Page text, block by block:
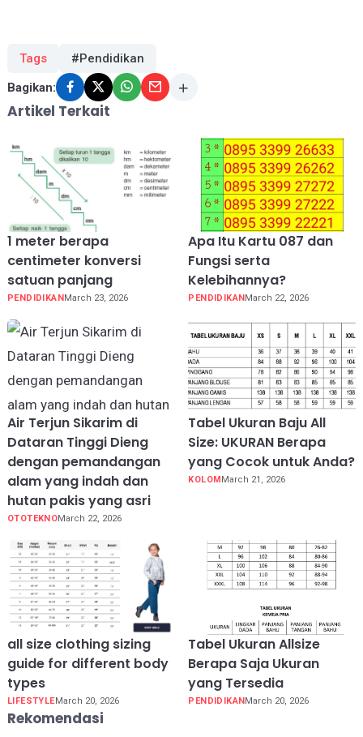
Tags #Pendidikan
Bagikan:
Artikel Terkait
1 meter berapa
centimeter konversi
satuan panjang
PENDIDIKAN March 23, 2026
Apa Itu Kartu 087 dan
Fungsi serta
Kelebihannya?
PENDIDIKAN March 22, 2026
Air Terjun Sikarim di
Dataran Tinggi Dieng
dengan pemandangan
alam yang indah dan
hutan pakis yang asri
OTOTEKNOMarch 22, 2026
Tabel Ukuran Baju All
Size: UKURAN Berapa
yang Cocok untuk Anda?
KOLOM March 21, 2026
all size clothing sizing
guide for different body
types
LIFESTYLEMarch 20, 2026
Tabel Ukuran Allsize
Berapa Saja Ukuran
yang Tersedia
PENDIDIKANMarch 20, 2026
Rekomendasi